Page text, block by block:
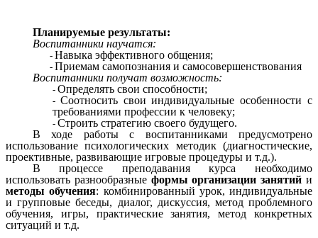
Планируемые результаты:
Воспитанники научатся:
Навыка эффективного общения;
Приемам самопознания и самосовершенствования
Воспитанники получат возможность:
Определять свои способности;
Соотносить свои индивидуальные особенности с
требованиями профессии к человеку;
Строить стратегию своего будущего.
В ходе работы с воспитанниками предусмотрено
использование психологических методик (диагностические,
проективные, развивающие игровые процедуры и т.д.).
В процессе преподавания курса необходимо
использовать разнообразные формы организации занятийи
методы обучения: комбинированный урок, индивидуальные
и групповые беседы, диалог, дискуссия, метод проблемного
обучения, игры, практические занятия, метод конкретных
ситуаций и т.д.